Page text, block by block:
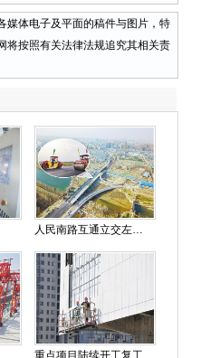
体电子及平面的稿件与图片，特
将按照有关法律法规追究其相关责
人民南路互通立交左主线开始沥青铺设
重点项目陆续开工复工